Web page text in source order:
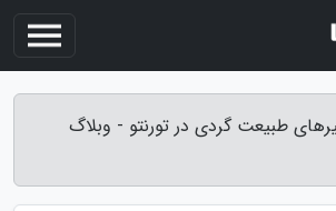
طبیعت گردی در تورنتو - وبلاگ